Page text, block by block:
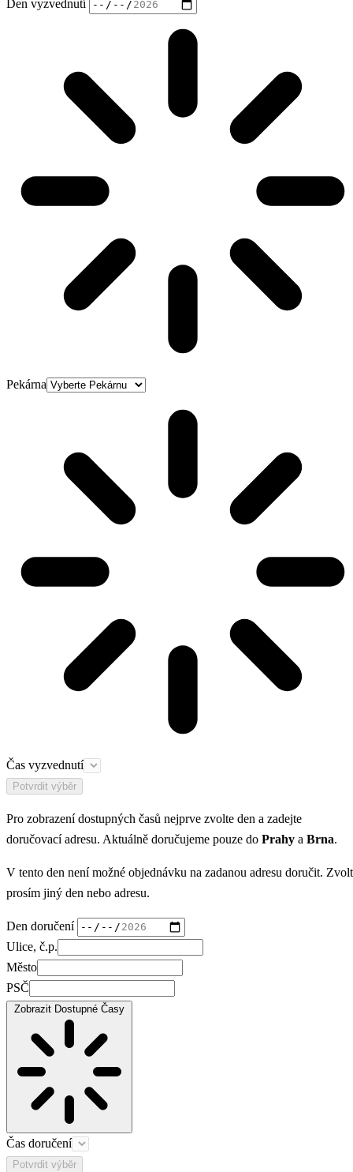
Den vyzvednutí
Pekárna
Čas vyzvednutí
Potvrdit výběr
Pro zobrazení dostupných časů nejprve zvolte den a zadejte
doručovací adresu. Aktuálně doručujeme pouze do Prahy a Brna.
V tento den není možné objednávku na zadanou adresu doručit.
prosím jiný den nebo adresu.
Den doručení
Ulice, č.p.
Město
PSČ
Zobrazit Dostupné Časy
Čas doručení
Potvrdit výběr